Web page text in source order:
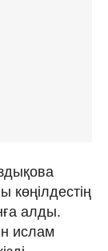
көңілдестің
алды.
ислам